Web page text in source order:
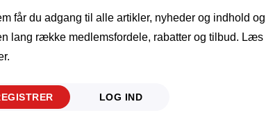
får du adgang til alle artikler, nyheder og indhold og
lang række medlemsfordele, rabatter og tilbud. Læs
LOG IND